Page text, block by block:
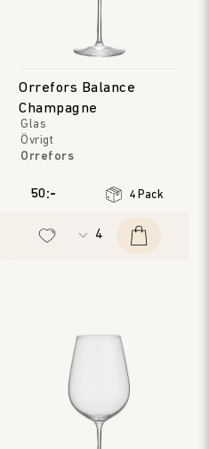
Orrefors Balance
Champagne
Glas
Övrigt
Orrefors
50:- 4 Pack